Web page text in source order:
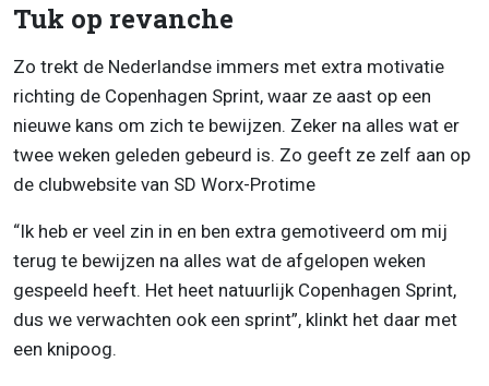
Tuk op revanche
Zo trekt de Nederlandse immers met extra motivatie
richting de Copenhagen Sprint, waar ze aast op een
nieuwe kans om zich te bewijzen. Zeker na alles wat er
twee weken geleden gebeurd is. Zo geeft ze zelf aan op
de clubwebsite van SD Worx-Protime
“Ik heb er veel zin in en ben extra gemotiveerd om mij
terug te bewijzen na alles wat de afgelopen weken
gespeeld heeft. Het heet natuurlijk Copenhagen Sprint,
dus we verwachten ook een sprint”, klinkt het daar met
een knipoog.